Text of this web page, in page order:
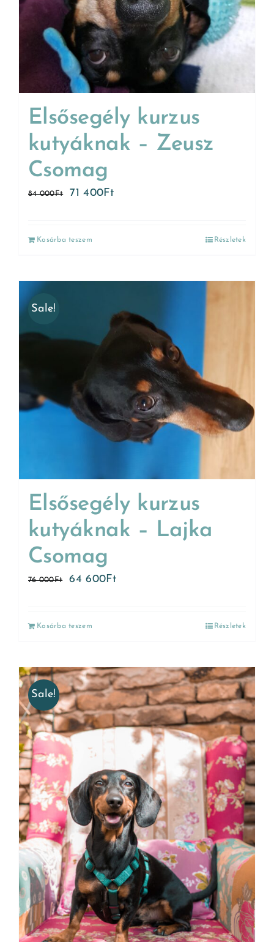
Elsősegély kurzus
kutyáknak – Zeusz
Csomag
84 000Ft 71 400Ft
Kosárba teszem Részletek
Sale!
Elsősegély kurzus
kutyáknak – Lajka
Csomag
76 000Ft 64 600Ft
Kosárba teszem Részletek
Sale!